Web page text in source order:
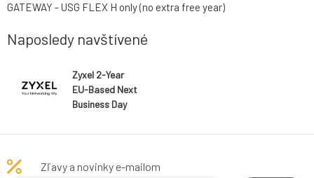
GATEWAY - USG FLEX H only (no extra free year)
Naposledy navštívené
Zyxel 2-Year
EU-Based Next
Business Day
for GATEWAY -
only (no extra
Zľavy a novinky e-mailom